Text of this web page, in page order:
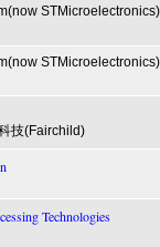
STMicroelectronics)
STMicroelectronics)
技(Fairchild)
Technologies